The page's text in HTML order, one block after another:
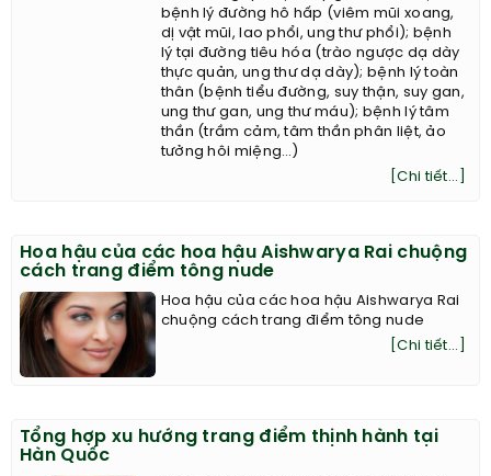
bệnh lý đường hô hấp (viêm mũi xoang,
dị vật mũi, lao phổi, ung thư phổi); bệnh
lý tại đường tiêu hóa (trào ngược dạ dày
thực quản, ung thư dạ dày); bệnh lý toàn
thân (bệnh tiểu đường, suy thận, suy gan,
ung thư gan, ung thư máu); bệnh lý tâm
thần (trầm cảm, tâm thần phân liệt, ảo
tưởng hôi miệng…)
[Chi tiết...]
Hoa hậu của các hoa hậu Aishwarya Rai chuộng
cách trang điểm tông nude
Hoa hậu của các hoa hậu Aishwarya Rai
chuộng cách trang điểm tông nude
[Chi tiết...]
Tổng hợp xu hướng trang điểm thịnh hành tại
Hàn Quốc